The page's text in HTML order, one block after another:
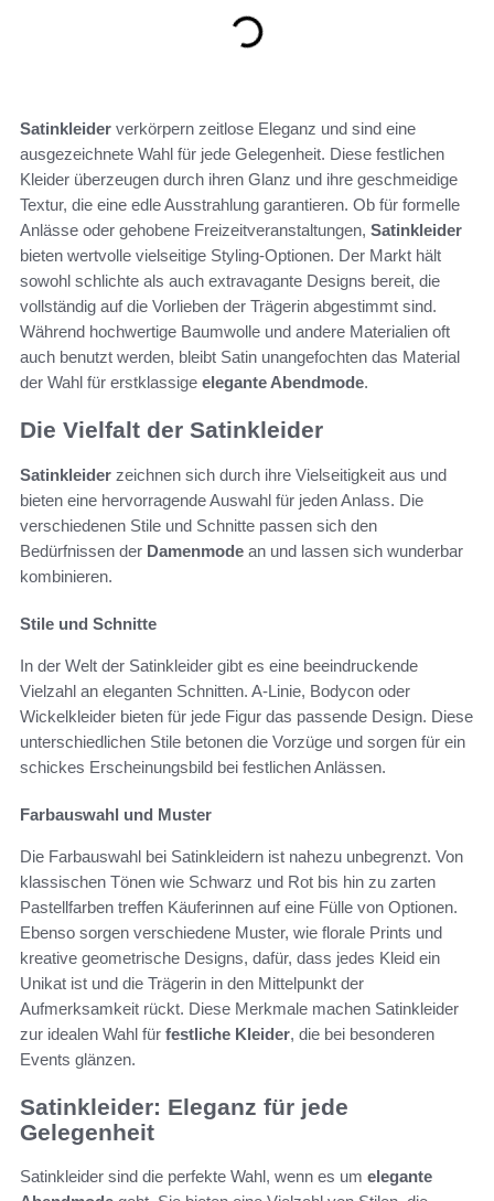
Satinkleider verkörpern zeitlose Eleganz und sind eine
ausgezeichnete Wahl für jede Gelegenheit. Diese festlichen
Kleider überzeugen durch ihren Glanz und ihre geschmeidige
Textur, die eine edle Ausstrahlung garantieren. Ob für formelle
Anlässe oder gehobene Freizeitveranstaltungen, Satinkleider
bieten wertvolle vielseitige Styling-Optionen. Der Markt hält
sowohl schlichte als auch extravagante Designs bereit, die
vollständig auf die Vorlieben der Trägerin abgestimmt sind.
Während hochwertige Baumwolle und andere Materialien oft
auch benutzt werden, bleibt Satin unangefochten das Material
der Wahl für erstklassige elegante Abendmode.
Die Vielfalt der Satinkleider
Satinkleider zeichnen sich durch ihre Vielseitigkeit aus und
bieten eine hervorragende Auswahl für jeden Anlass. Die
verschiedenen Stile und Schnitte passen sich den
Bedürfnissen der Damenmode an und lassen sich wunderbar
kombinieren.
Stile und Schnitte
In der Welt der Satinkleider gibt es eine beeindruckende
Vielzahl an eleganten Schnitten. A-Linie, Bodycon oder
Wickelkleider bieten für jede Figur das passende Design. Diese
unterschiedlichen Stile betonen die Vorzüge und sorgen für ein
schickes Erscheinungsbild bei festlichen Anlässen.
Farbauswahl und Muster
Die Farbauswahl bei Satinkleidern ist nahezu unbegrenzt. Von
klassischen Tönen wie Schwarz und Rot bis hin zu zarten
Pastellfarben treffen Käuferinnen auf eine Fülle von Optionen.
Ebenso sorgen verschiedene Muster, wie florale Prints und
kreative geometrische Designs, dafür, dass jedes Kleid ein
Unikat ist und die Trägerin in den Mittelpunkt der
Aufmerksamkeit rückt. Diese Merkmale machen Satinkleider
zur idealen Wahl für festliche Kleider, die bei besonderen
Events glänzen.
Satinkleider: Eleganz für jede
Gelegenheit
Satinkleider sind die perfekte Wahl, wenn es um elegante